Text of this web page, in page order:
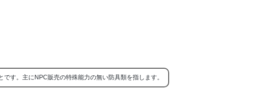
す。主にNPC販売の特殊能力の無い防具類を指します。